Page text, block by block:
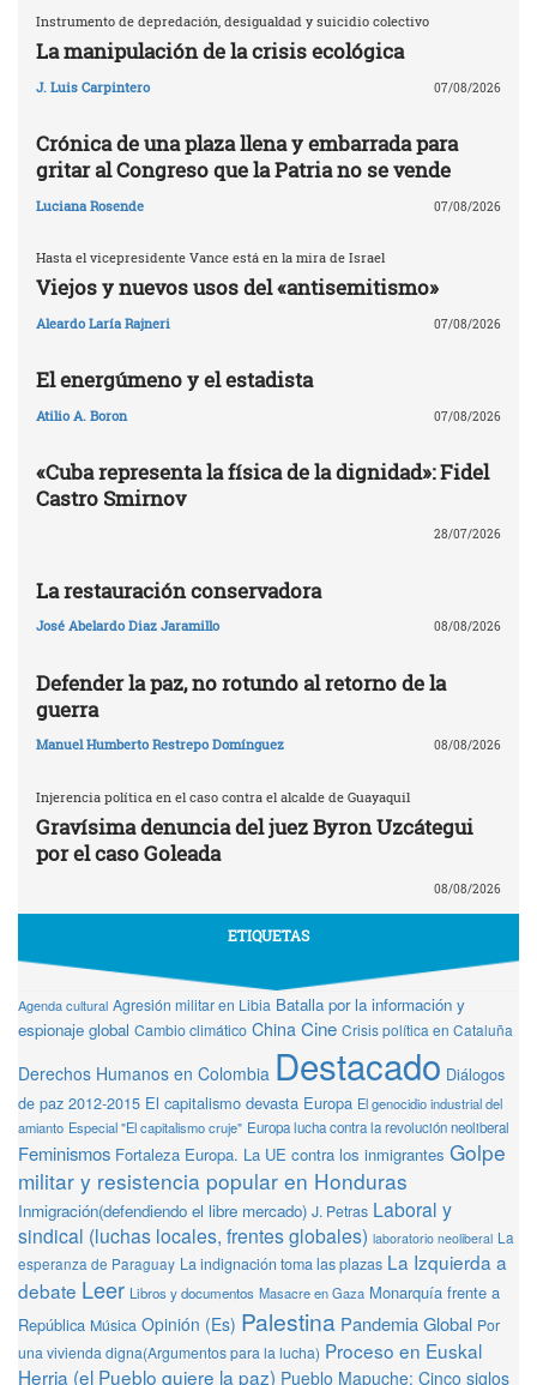
Instrumento de depredación, desigualdad y suicidio colectivo
La manipulación de la crisis ecológica
J. Luis Carpintero 07/08/2026
Crónica de una plaza llena y embarrada para
gritar al Congreso que la Patria no se vende
Luciana Rosende 07/08/2026
Hasta el vicepresidente Vance está en la mira de Israel
Viejos y nuevos usos del «antisemitismo»
Aleardo Laría Rajneri 07/08/2026
El energúmeno y el estadista
Atilio A. Boron 07/08/2026
«Cuba representa la física de la dignidad»: Fidel
Castro Smirnov
28/07/2026
La restauración conservadora
José Abelardo Diaz Jaramillo 08/08/2026
Defender la paz, no rotundo al retorno de la
guerra
Manuel Humberto Restrepo Domínguez 08/08/2026
Injerencia política en el caso contra el alcalde de Guayaquil
Gravísima denuncia del juez Byron Uzcátegui
por el caso Goleada
08/08/2026
ETIQUETAS
Agenda cultural Agresión militar en Libia Batalla por la información y
espionaje global Cambio climático China Cine Crisis política en Cataluña
Derechos Humanos en Colombia Destacado Diálogos
de paz 2012-2015 El capitalismo devasta Europa El genocidio industrial del
amianto Especial "El capitalismo cruje" Europa lucha contra la revolución neoliberal
Feminismos Fortaleza Europa. La UE contra los inmigrantes Golpe
militar y resistencia popular en Honduras
Inmigración(defendiendo el libre mercado) J. Petras Laboral y
sindical (luchas locales, frentes globales) laboratorio neoliberal La
esperanza de Paraguay La indignación toma las plazas La Izquierda a
debate Leer Libros y documentos Masacre en Gaza Monarquía frente a
República Música Opinión (Es) Palestina Pandemia Global Por
una vivienda digna(Argumentos para la lucha) Proceso en Euskal
Herria (el Pueblo quiere la paz) Pueblo Mapuche: Cinco siglos